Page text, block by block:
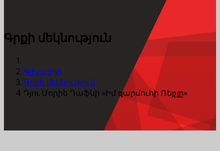
Գրքի մեկնություն
Գլխավոր
Գրքի մեկնություն
Դյու Մորիե Դաֆնի «Իմ զարմուհի Ռեյչլը»